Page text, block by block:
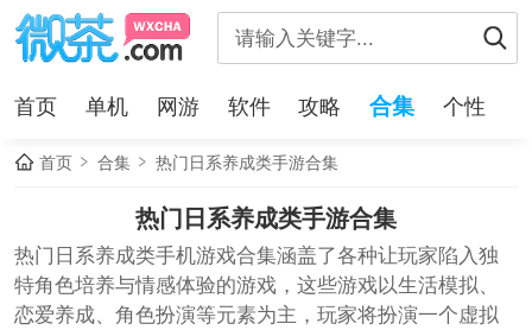
首页 单机 网游 软件 攻略 合集 个性
首页 合集 热门日系养成类手游合集
热门日系养成类手游合集
热门日系养成类手机游戏合集涵盖了各种让玩家陷入独
特角色培养与情感体验的游戏，这些游戏以生活模拟、
恋爱养成、角色扮演等元素为主，玩家将扮演一个虚拟